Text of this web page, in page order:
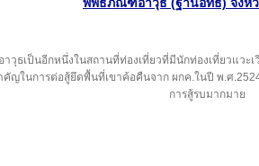
พิพิธภัณฑ์อาวุธ (ฐานอิทธิ) จังห
ธเป็นอีกหนึ่งในสถานที่ท่องเที่ยวที่มีนักท่องเที่ยวแวะ
คัญในการต่อสู้ยึดพื้นที่เขาค้อคืนจาก ผกค.ในปี พ.ศ
การสู้รบมากมาย